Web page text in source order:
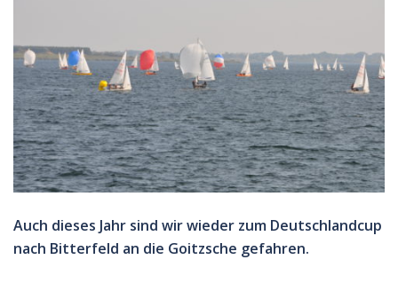
Auch dieses Jahr sind wir wieder zum Deutschlandcup
nach Bitterfeld an die Goitzsche gefahren.